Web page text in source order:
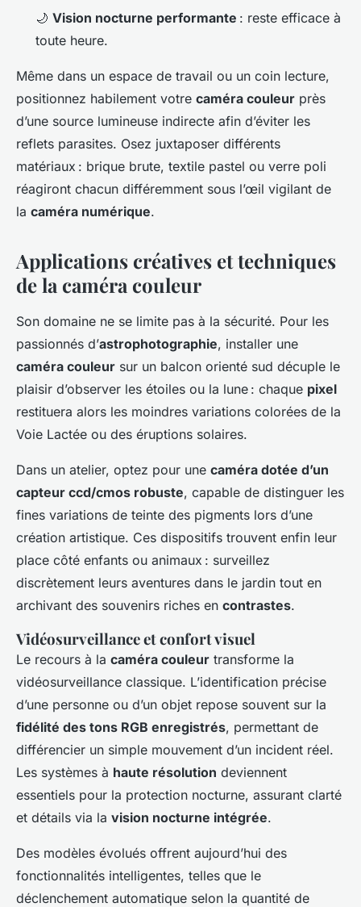
🌙 Vision nocturne performante : reste efficace à
toute heure.
Même dans un espace de travail ou un coin lecture,
positionnez habilement votre caméra couleur près
d’une source lumineuse indirecte afin d’éviter les
reflets parasites. Osez juxtaposer différents
matériaux : brique brute, textile pastel ou verre poli
réagiront chacun différemment sous l’œil vigilant de
la caméra numérique.
Applications créatives et techniques
de la caméra couleur
Son domaine ne se limite pas à la sécurité. Pour les
passionnés d’astrophotographie, installer une
caméra couleur sur un balcon orienté sud décuple le
plaisir d’observer les étoiles ou la lune : chaque pixel
restituera alors les moindres variations colorées de la
Voie Lactée ou des éruptions solaires.
Dans un atelier, optez pour une caméra dotée d’un
capteur ccd/cmos robuste, capable de distinguer les
fines variations de teinte des pigments lors d’une
création artistique. Ces dispositifs trouvent enfin leur
place côté enfants ou animaux : surveillez
discrètement leurs aventures dans le jardin tout en
archivant des souvenirs riches en contrastes.
Vidéosurveillance et confort visuel
Le recours à la caméra couleur transforme la
vidéosurveillance classique. L’identification précise
d’une personne ou d’un objet repose souvent sur la
fidélité des tons RGB enregistrés, permettant de
différencier un simple mouvement d’un incident réel.
Les systèmes à haute résolution deviennent
essentiels pour la protection nocturne, assurant clarté
et détails via la vision nocturne intégrée.
Des modèles évolués offrent aujourd’hui des
fonctionnalités intelligentes, telles que le
déclenchement automatique selon la quantité de